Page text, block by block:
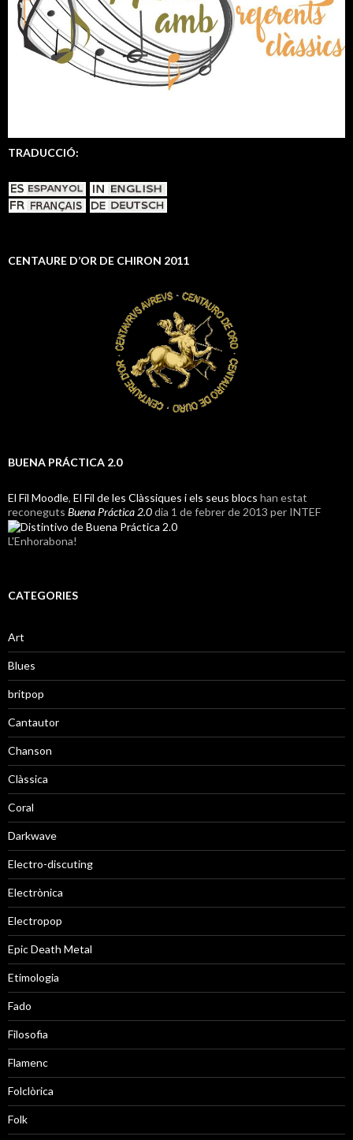
TRADUCCIÓ:
CENTAURE D’OR DE CHIRON 2011
BUENA PRÁCTICA 2.0
El Fil Moodle, El Fil de les Clàssiques i els seus blocs han estat
reconeguts Buena Práctica 2.0dia 1 de febrer de 2013 per INTEF
L'Enhorabona!
CATEGORIES
Art
Blues
britpop
Cantautor
Chanson
Clàssica
Coral
Darkwave
Electro-discuting
Electrònica
Electropop
Epic Death Metal
Etimologia
Fado
Filosofia
Flamenc
Folclòrica
Folk